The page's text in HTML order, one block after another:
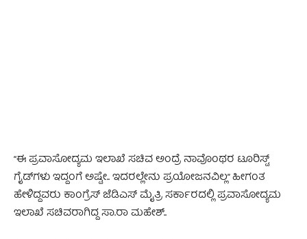
“ಈ ಪ್ರವಾಸೋದ್ಯಮ ಇಲಾಖೆ ಸಚಿವ ಅಂದ್ರೆ ನಾವೊಂಥರ ಟೂರಿಸ್ಟ್
ಗೈಡ್‍ಗಳು ಇದ್ದಂಗೆ ಅಷ್ಟೇ.. ಇದರಲ್ಲೇನು ಪ್ರಯೋಜನವಿಲ್ಲ” ಹೀಗಂತ
ಹೇಳಿದ್ದವರು ಕಾಂಗ್ರೆಸ್ ಜೆಡಿಎಸ್ ಮೈತ್ರಿ ಸರ್ಕಾರದಲ್ಲಿ ಪ್ರವಾಸೋದ್ಯಮ
ಇಲಾಖೆ ಸಚಿವರಾಗಿದ್ದ ಸಾ.ರಾ ಮಹೇಶ್..